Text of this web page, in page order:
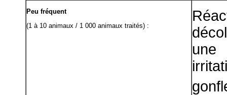
Peu fréquent
(1 à 10 animaux / 1 000 animaux traités) :
une